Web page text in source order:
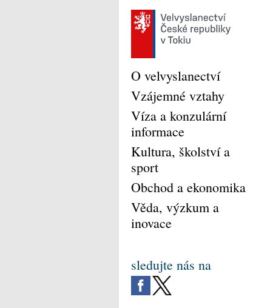
O velvyslanectví
Vzájemné vztahy
Víza a konzulární
informace
Kultura, školství a
sport
Obchod a ekonomika
Věda, výzkum a
inovace
sledujte nás na